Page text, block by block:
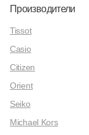
Производители
Tissot
Casio
Citizen
Orient
Seiko
Michael Kors